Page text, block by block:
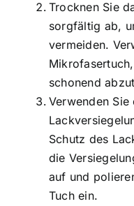
Trocknen Sie
sorgfältig ab,
vermeiden.
schonend
Verwenden
Schutz des
die
auf und
Tuch ein.